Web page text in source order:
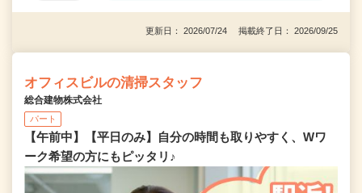
更新日： 2026/07/24 掲載終了日： 2026/09/25
オフィスビルの清掃スタッフ
総合建物株式会社
パート
【午前中】【平日のみ】自分の時間も取りやすく、Wワ
ーク希望の方にもピッタリ♪